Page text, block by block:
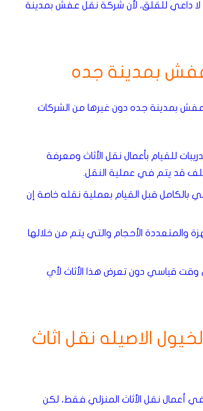
لا داعي للقلق، لأن شركة نقل عفش بمدينة
عفش بمدينة جده
عفش بمدينة جده دون غيرها من الشركات
للقيام بأعمال نقل الأثاث ومعرفة
تلف قد يتم في عملية النقل.
بالكامل قبل القيام بعملية نقله خاصة إن
الأحجام والتي يتم من خلالها
وقت قياسي دون تعرض هذا الأثاث لأي
الاصيله نقل اثاث
أعمال نقل الأثاث المنزلي فقط، لكن